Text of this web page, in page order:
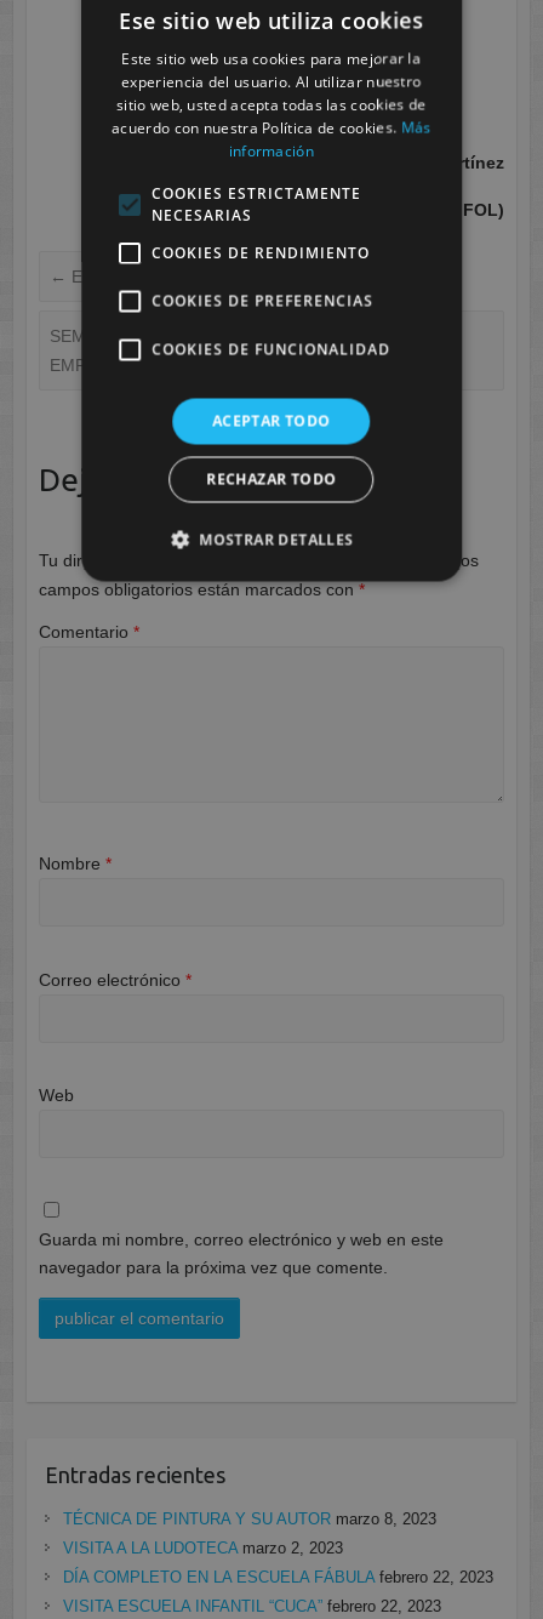
María Larrosa Martínez
(Departamento de FOL)
← Entre líneas
SEMANA DE LA FORMACION PROFESIONAL Y LA
EMPRESA. CESUR MURCIA
Deja una respuesta
Tu dirección de correo electrónico no será publicada.
Los
campos obligatorios están marcados con*
Comentario *
Nombre *
Correo electrónico *
Web
Guarda mi nombre, correo electrónico y web en este
navegador para la próxima vez que comente.
Entradas recientes
TÉCNICA DE PINTURA Y SU AUTOR marzo 8, 2023
VISITA A LA LUDOTECA marzo 2, 2023
DÍA COMPLETO EN LA ESCUELA FÁBULA febrero 22, 2023
VISITA ESCUELA INFANTIL “CUCA” febrero 22, 2023
Ese sitio web utiliza cookies
Este sitio web usa cookies para mejorar la
experiencia del usuario. Al utilizar nuestro
sitio web, usted acepta todas las cookies de
acuerdo con nuestra Política de cookies. Más
información
COOKIES ESTRICTAMENTE
NECESARIAS
COOKIES DE RENDIMIENTO
COOKIES DE PREFERENCIAS
COOKIES DE FUNCIONALIDAD
ACEPTAR TODO
RECHAZAR TODO
MOSTRAR DETALLES